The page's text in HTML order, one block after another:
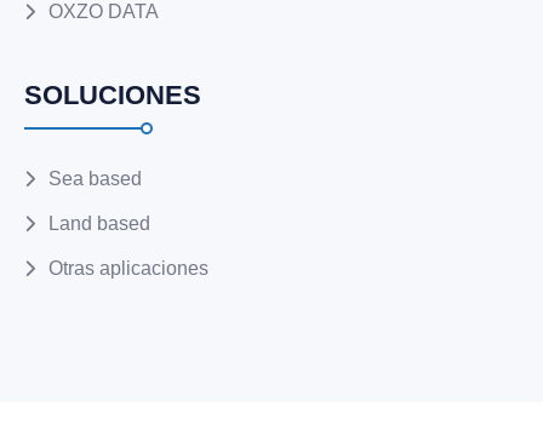
OXZO DATA
SOLUCIONES
Sea based
Land based
Otras aplicaciones